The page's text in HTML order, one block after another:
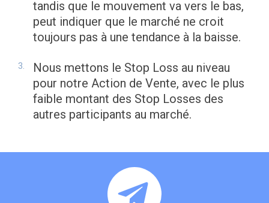
tandis que le mouvement va vers le bas,
peut indiquer que le marché ne croit
toujours pas à une tendance à la baisse.
Nous mettons le Stop Loss au niveau
pour notre Action de Vente, avec le plus
faible montant des Stop Losses des
autres participants au marché.